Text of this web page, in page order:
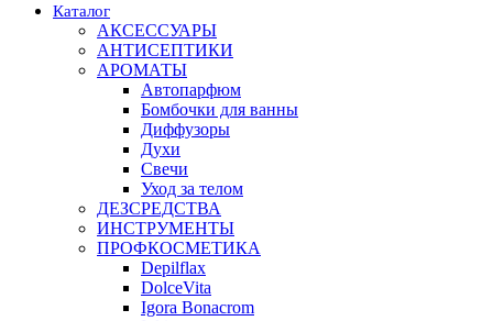
Каталог
АКСЕССУАРЫ
АНТИСЕПТИКИ
АРОМАТЫ
Автопарфюм
Бомбочки для ванны
Диффузоры
Духи
Свечи
Уход за телом
ДЕЗСРЕДСТВА
ИНСТРУМЕНТЫ
ПРОФКОСМЕТИКА
Depilflax
DolceVita
Igora Bonacrom